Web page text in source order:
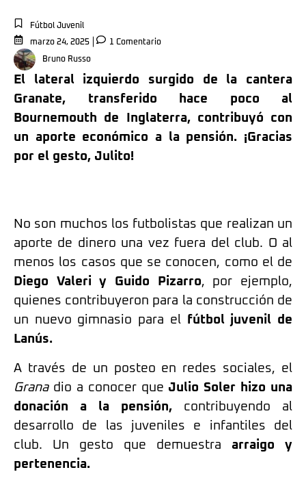
Fútbol Juvenil
marzo 24, 2025
1 Comentario
Bruno Russo
El lateral izquierdo surgido de la cantera
Granate, transferido hace poco al
Bournemouth de Inglaterra, contribuyó con
un aporte económico a la pensión. ¡Gracias
por el gesto, Julito!
No son muchos los futbolistas que realizan un
aporte de dinero una vez fuera del club. O al
menos los casos que se conocen, como el de
Diego Valeri y Guido Pizarro, por ejemplo,
quienes contribuyeron para la construcción de
un nuevo gimnasio para elfútbol juvenil de
Lanús.
A través de un posteo en redes sociales, el
Granadio a conocer que Julio Soler hizo una
donación a la pensión, contribuyendo al
desarrollo de las juveniles e infantiles del
club. Un gesto que demuestra arraigo y
pertenencia.